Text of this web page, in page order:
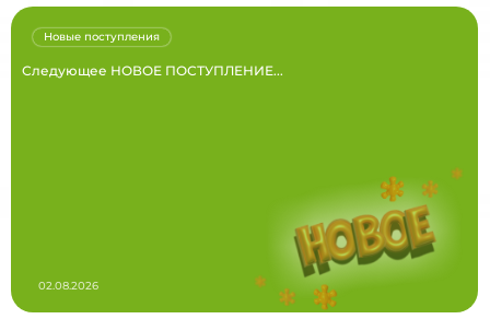
Следующее НОВОЕ ПОСТУПЛЕНИЕ...
Новые поступления
02.08.2026